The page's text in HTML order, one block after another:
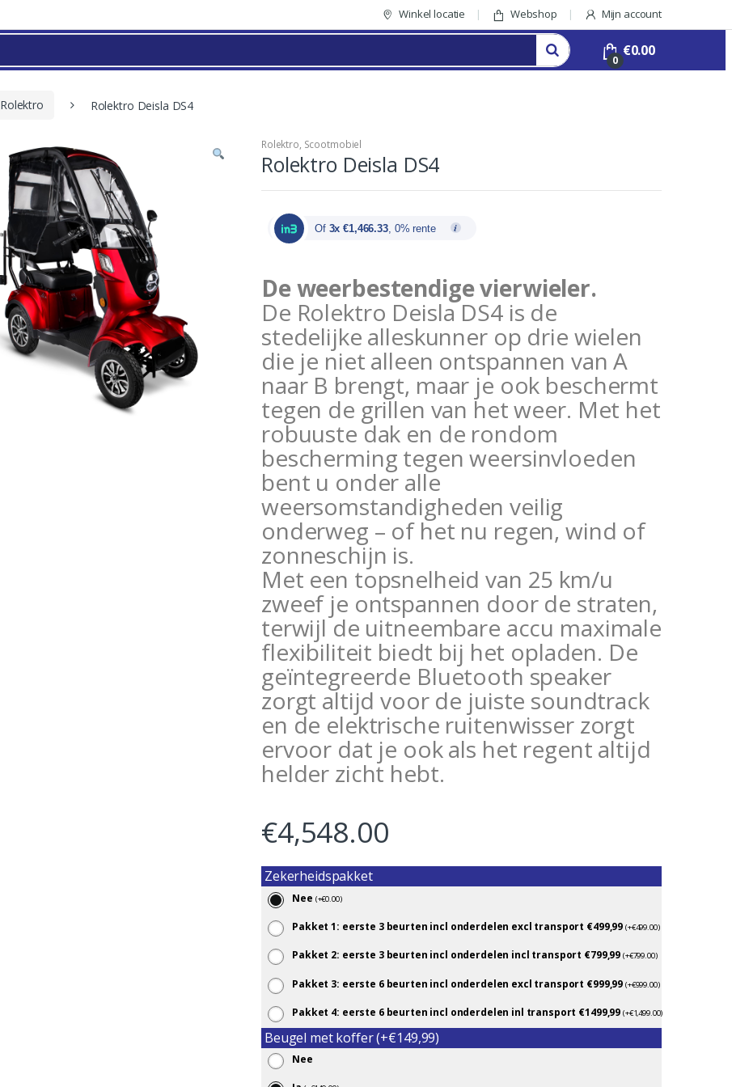
Winkel locatie Webshop Mijn account
0
€0.00
Rolektro Rolektro Deisla DS4
Rolektro, Scootmobiel
Rolektro Deisla DS4
Of 3x €1,466.33, 0% rente
De weerbestendige vierwieler.
De Rolektro Deisla DS4 is de
stedelijke alleskunner op drie wielen
die je niet alleen ontspannen van A
naar B brengt, maar je ook beschermt
tegen de grillen van het weer. Met het
robuuste dak en de rondom
bescherming tegen weersinvloeden
bent u onder alle
weersomstandigheden veilig
onderweg – of het nu regen, wind of
zonneschijn is.
Met een topsnelheid van 25 km/u
zweef je ontspannen door de straten,
terwijl de uitneembare accu maximale
flexibiliteit biedt bij het opladen. De
geïntegreerde Bluetooth speaker
zorgt altijd voor de juiste soundtrack
en de elektrische ruitenwisser zorgt
ervoor dat je ook als het regent altijd
helder zicht hebt.
€4,548.00
Zekerheidspakket
Nee (+€0.00)
Pakket 1: eerste 3 beurten incl onderdelen excl transport €499,99 (+€499.00)
Pakket 2: eerste 3 beurten incl onderdelen incl transport €799,99 (+€799.00)
Pakket 3: eerste 6 beurten incl onderdelen excl transport €999,99 (+€999.00)
Pakket 4: eerste 6 beurten incl onderdelen inl transport €1499,99 (+€1,499.00)
Beugel met koffer (+€149,99)
Nee